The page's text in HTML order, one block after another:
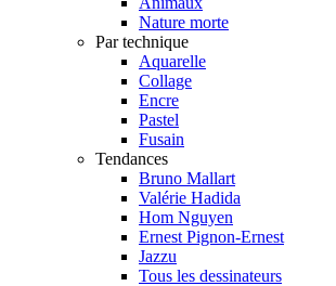
Nature morte
Par technique
Aquarelle
Collage
Encre
Pastel
Fusain
Tendances
Bruno Mallart
Valérie Hadida
Hom Nguyen
Ernest Pignon-Ernest
Jazzu
Tous les dessinateurs